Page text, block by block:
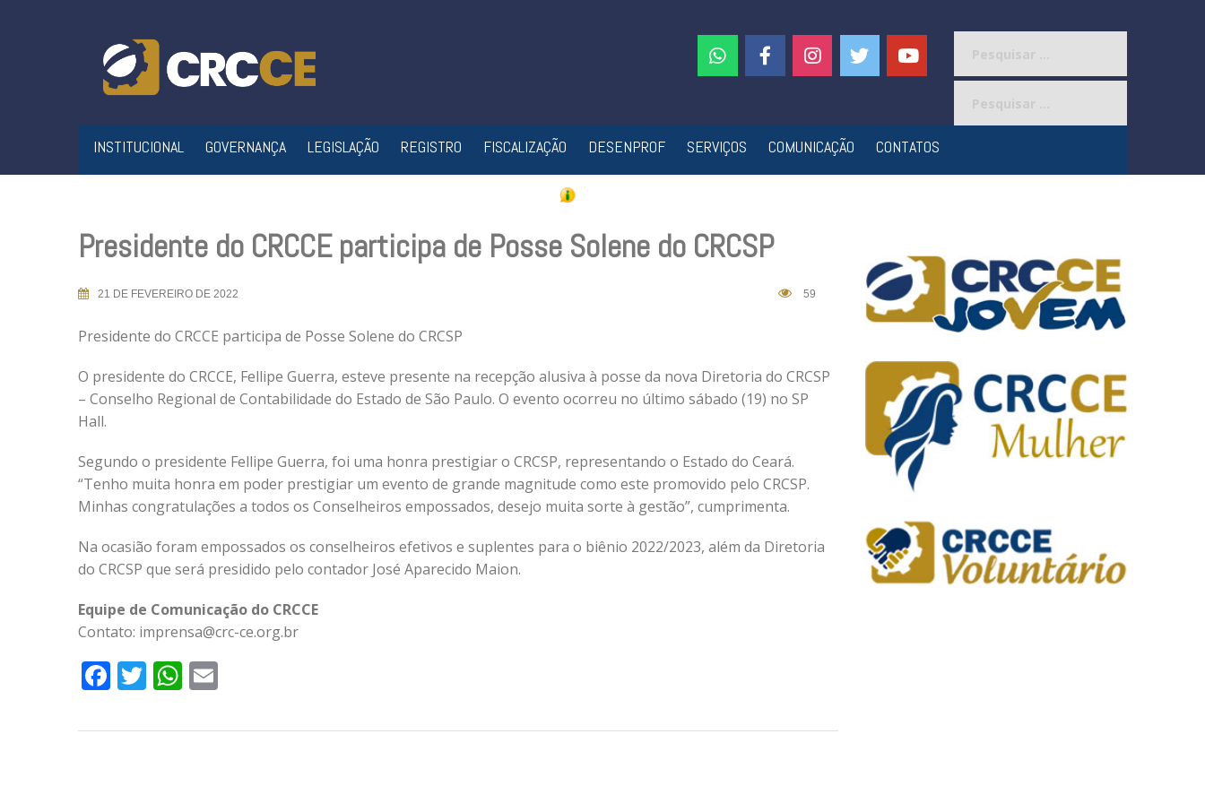
INSTITUCIONAL GOVERNANÇA LEGISLAÇÃO REGISTRO FISCALIZAÇÃO DESENPROF SERVIÇOS COMUNICAÇÃO CONTATOS
Presidente do CRCCE participa de Posse Solene do CRCSP
21 DE FEVEREIRO DE 2022 59
Presidente do CRCCE participa de Posse Solene do CRCSP
O presidente do CRCCE, Fellipe Guerra, esteve presente na recepção alusiva à posse da nova Diretoria do CRCSP
– Conselho Regional de Contabilidade do Estado de São Paulo. O evento ocorreu no último sábado (19) no SP
Hall.
Segundo o presidente Fellipe Guerra, foi uma honra prestigiar o CRCSP, representando o Estado do Ceará.
“Tenho muita honra em poder prestigiar um evento de grande magnitude como este promovido pelo CRCSP.
Minhas congratulações a todos os Conselheiros empossados, desejo muita sorte à gestão”, cumprimenta.
Na ocasião foram empossados os conselheiros efetivos e suplentes para o biênio 2022/2023, além da Diretoria
do CRCSP que será presidido pelo contador José Aparecido Maion.
Equipe de Comunicação do CRCCE
Contato: imprensa@crc-ce.org.br
Facebook
TwitterWhatsApp